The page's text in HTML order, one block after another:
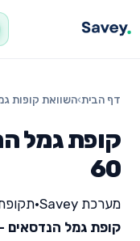
דף הבית›השוואת קופות
60
מערכת Savey •תקופת
קופת גמל הנדסאים -